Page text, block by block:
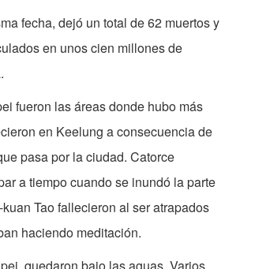
fecha, dejó un total de 62 muertos y
en unos cien millones de
fueron las áreas donde hubo más
en Keelung a consecuencia de
pasa por la ciudad. Catorce
a tiempo cuando se inundó la parte
Tao fallecieron al ser atrapados
haciendo meditación.